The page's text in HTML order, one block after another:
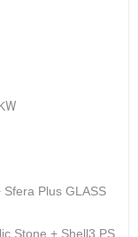
W
Plus GLASS
Stone + Shell3 PS